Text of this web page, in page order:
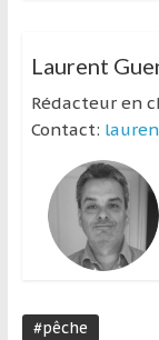
Laurent
Rédacteur en
Contact:
#pêche